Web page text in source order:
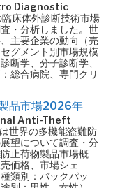
Diagnostic
床体外診断技術市場
・分析しました。世
主要企業の動向（売
グメント別市場規模
断学、分子診断学、
総合病院、専門クリ
品市場2026年
Anti-Theft
界の多機能盗難防
望について調査・分
止荷物製品市場概
価格、市場シェ
類別：バックパッ